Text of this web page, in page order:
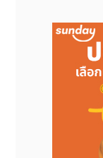
ดิจิทัล และก
ทรัพยากรทางวั
พัฒนาในภาคอุ
รายงานข่าวอย่
ฉางผิงจึงสามา
ขจายสู่สายตาช
สำหรับอนาคตข้
โดยใช้เวทีงาน
เชิงลึกใน 5 ทิศ